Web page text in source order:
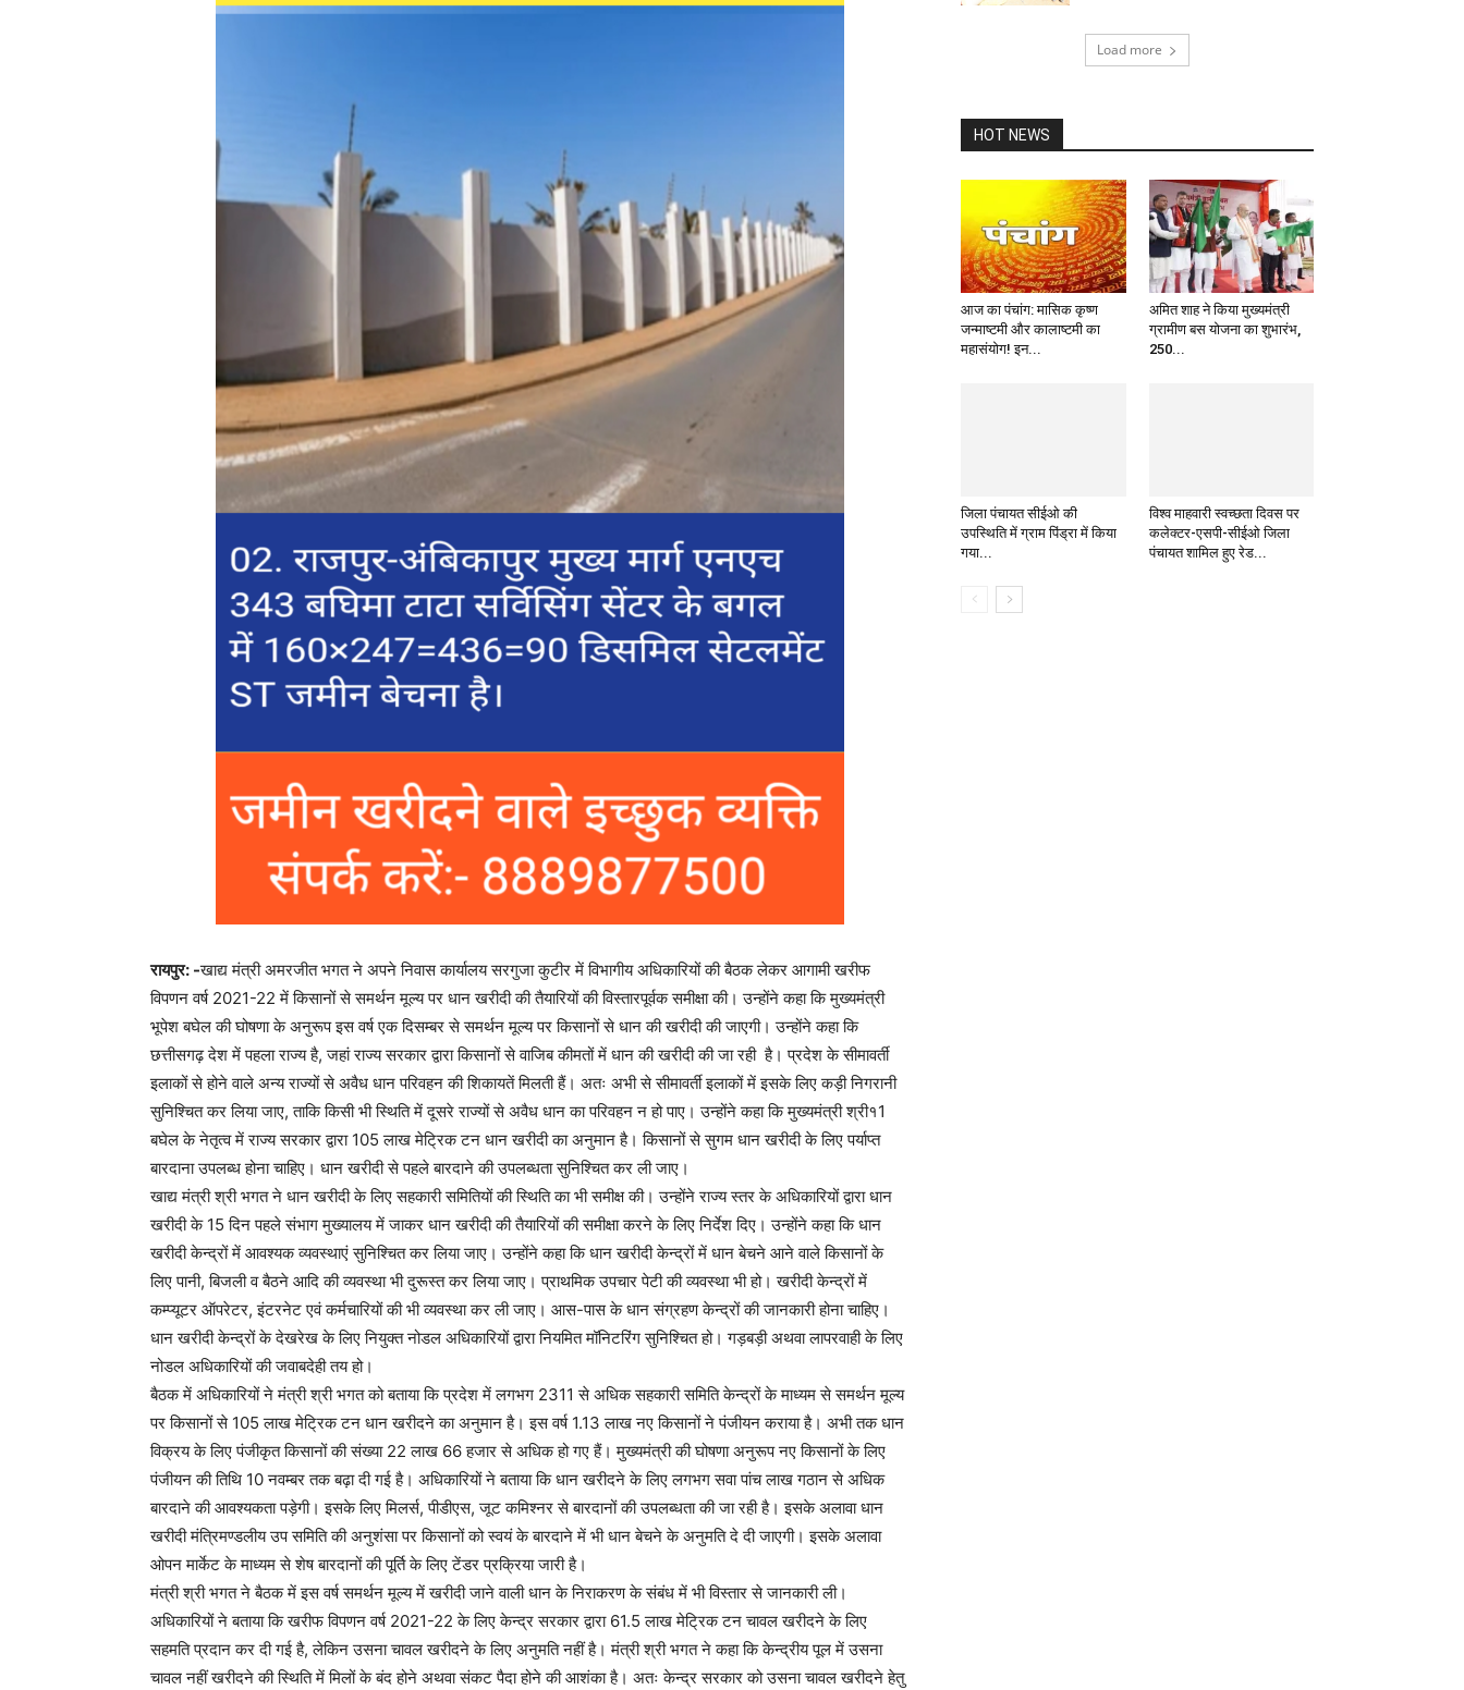
रायपुर: -खाद्य मंत्री अमरजीत भगत ने अपने निवास कार्यालय सरगुजा कुटीर में विभागीय अधिकारियों की बैठक लेकर आगामी खरीफ
विपणन वर्ष 2021-22 में किसानों से समर्थन मूल्य पर धान खरीदी की तैयारियों की विस्तारपूर्वक समीक्षा की। उन्होंने कहा कि मुख्यमंत्री
भूपेश बघेल की घोषणा के अनुरूप इस वर्ष एक दिसम्बर से समर्थन मूल्य पर किसानों से धान की खरीदी की जाएगी। उन्होंने कहा कि
छत्तीसगढ़ देश में पहला राज्य है, जहां राज्य सरकार द्वारा किसानों से वाजिब कीमतों में धान की खरीदी की जा रही है। प्रदेश के सीमावर्ती
इलाकों से होने वाले अन्य राज्यों से अवैध धान परिवहन की शिकायतें मिलती हैं। अतः अभी से सीमावर्ती इलाकों में इसके लिए कड़ी निगरानी
सुनिश्चित कर लिया जाए, ताकि किसी भी स्थिति में दूसरे राज्यों से अवैध धान का परिवहन न हो पाए। उन्होंने कहा कि मुख्यमंत्री श्री१1
बघेल के नेतृत्व में राज्य सरकार द्वारा 105 लाख मेट्रिक टन धान खरीदी का अनुमान है। किसानों से सुगम धान खरीदी के लिए पर्याप्त
बारदाना उपलब्ध होना चाहिए। धान खरीदी से पहले बारदाने की उपलब्धता सुनिश्चित कर ली जाए।
खाद्य मंत्री श्री भगत ने धान खरीदी के लिए सहकारी समितियों की स्थिति का भी समीक्ष की। उन्होंने राज्य स्तर के अधिकारियों द्वारा धान
खरीदी के 15 दिन पहले संभाग मुख्यालय में जाकर धान खरीदी की तैयारियों की समीक्षा करने के लिए निर्देश दिए। उन्होंने कहा कि धान
खरीदी केन्द्रों में आवश्यक व्यवस्थाएं सुनिश्चित कर लिया जाए। उन्होंने कहा कि धान खरीदी केन्द्रों में धान बेचने आने वाले किसानों के
लिए पानी, बिजली व बैठने आदि की व्यवस्था भी दुरूस्त कर लिया जाए। प्राथमिक उपचार पेटी की व्यवस्था भी हो। खरीदी केन्द्रों में
कम्प्यूटर ऑपरेटर, इंटरनेट एवं कर्मचारियों की भी व्यवस्था कर ली जाए। आस-पास के धान संग्रहण केन्द्रों की जानकारी होना चाहिए।
धान खरीदी केन्द्रों के देखरेख के लिए नियुक्त नोडल अधिकारियों द्वारा नियमित मॉनिटरिंग सुनिश्चित हो। गड़बड़ी अथवा लापरवाही के लिए
नोडल अधिकारियों की जवाबदेही तय हो।
बैठक में अधिकारियों ने मंत्री श्री भगत को बताया कि प्रदेश में लगभग 2311 से अधिक सहकारी समिति केन्द्रों के माध्यम से समर्थन मूल्य
पर किसानों से 105 लाख मेट्रिक टन धान खरीदने का अनुमान है। इस वर्ष 1.13 लाख नए किसानों ने पंजीयन कराया है। अभी तक धान
विक्रय के लिए पंजीकृत किसानों की संख्या 22 लाख 66 हजार से अधिक हो गए हैं। मुख्यमंत्री की घोषणा अनुरूप नए किसानों के लिए
पंजीयन की तिथि 10 नवम्बर तक बढ़ा दी गई है। अधिकारियों ने बताया कि धान खरीदने के लिए लगभग सवा पांच लाख गठान से अधिक
बारदाने की आवश्यकता पड़ेगी। इसके लिए मिलर्स, पीडीएस, जूट कमिश्नर से बारदानों की उपलब्धता की जा रही है। इसके अलावा धान
खरीदी मंत्रिमण्डलीय उप समिति की अनुशंसा पर किसानों को स्वयं के बारदाने में भी धान बेचने के अनुमति दे दी जाएगी। इसके अलावा
ओपन मार्केट के माध्यम से शेष बारदानों की पूर्ति के लिए टेंडर प्रक्रिया जारी है।
मंत्री श्री भगत ने बैठक में इस वर्ष समर्थन मूल्य में खरीदी जाने वाली धान के निराकरण के संबंध में भी विस्तार से जानकारी ली।
अधिकारियों ने बताया कि खरीफ विपणन वर्ष 2021-22 के लिए केन्द्र सरकार द्वारा 61.5 लाख मेट्रिक टन चावल खरीदने के लिए
सहमति प्रदान कर दी गई है, लेकिन उसना चावल खरीदने के लिए अनुमति नहीं है। मंत्री श्री भगत ने कहा कि केन्द्रीय पूल में उसना
चावल नहीं खरीदने की स्थिति में मिलों के बंद होने अथवा संकट पैदा होने की आशंका है। अतः केन्द्र सरकार को उसना चावल खरीदने हेतु
Load more
HOT NEWS
आज का पंचांग: मासिक कृष्ण
जन्माष्टमी और कालाष्टमी का
महासंयोग! इन...
अमित शाह ने किया मुख्यमंत्री
ग्रामीण बस योजना का शुभारंभ,
250...
जिला पंचायत सीईओ की
उपस्थिति में ग्राम पिंड्रा में किया
गया...
विश्व माहवारी स्वच्छता दिवस पर
कलेक्टर-एसपी-सीईओ जिला
पंचायत शामिल हुए रेड...